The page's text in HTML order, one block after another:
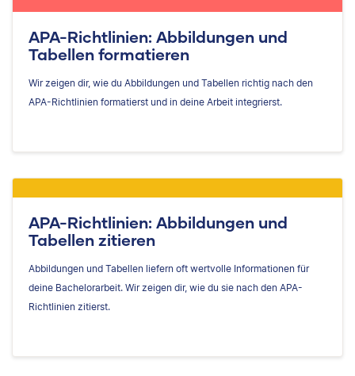
APA-Richtlinien: Abbildungen und
Tabellen formatieren
Wir zeigen dir, wie du Abbildungen und Tabellen richtig nach den
APA-Richtlinien formatierst und in deine Arbeit integrierst.
APA-Richtlinien: Abbildungen und
Tabellen zitieren
Abbildungen und Tabellen liefern oft wertvolle Informationen für
deine Bachelorarbeit. Wir zeigen dir, wie du sie nach den APA-
Richtlinien zitierst.